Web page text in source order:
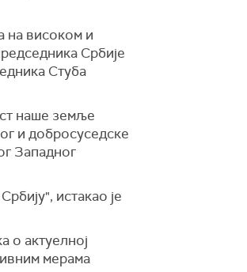
на високом и
Србије
Стуба
наше земље
и добросуседске
Западног
истакао је
о актуелној
мерама